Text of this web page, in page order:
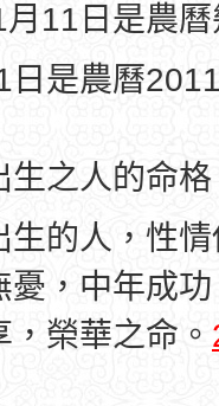
11日是農
日是農曆
生之人的命
生的人，性
憂，中年成
榮華之命。